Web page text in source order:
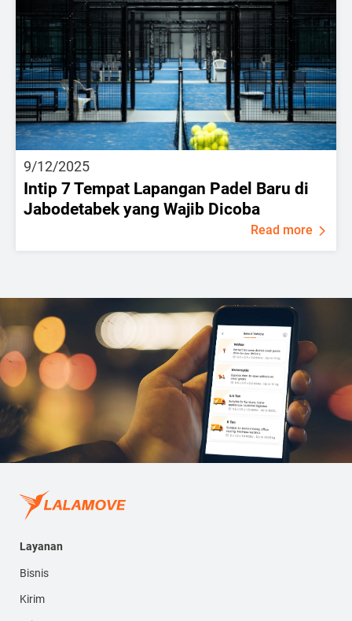
9/12/2025
Intip 7 Tempat Lapangan Padel Baru di
Jabodetabek yang Wajib Dicoba
Read more
Layanan
Bisnis
Kirim